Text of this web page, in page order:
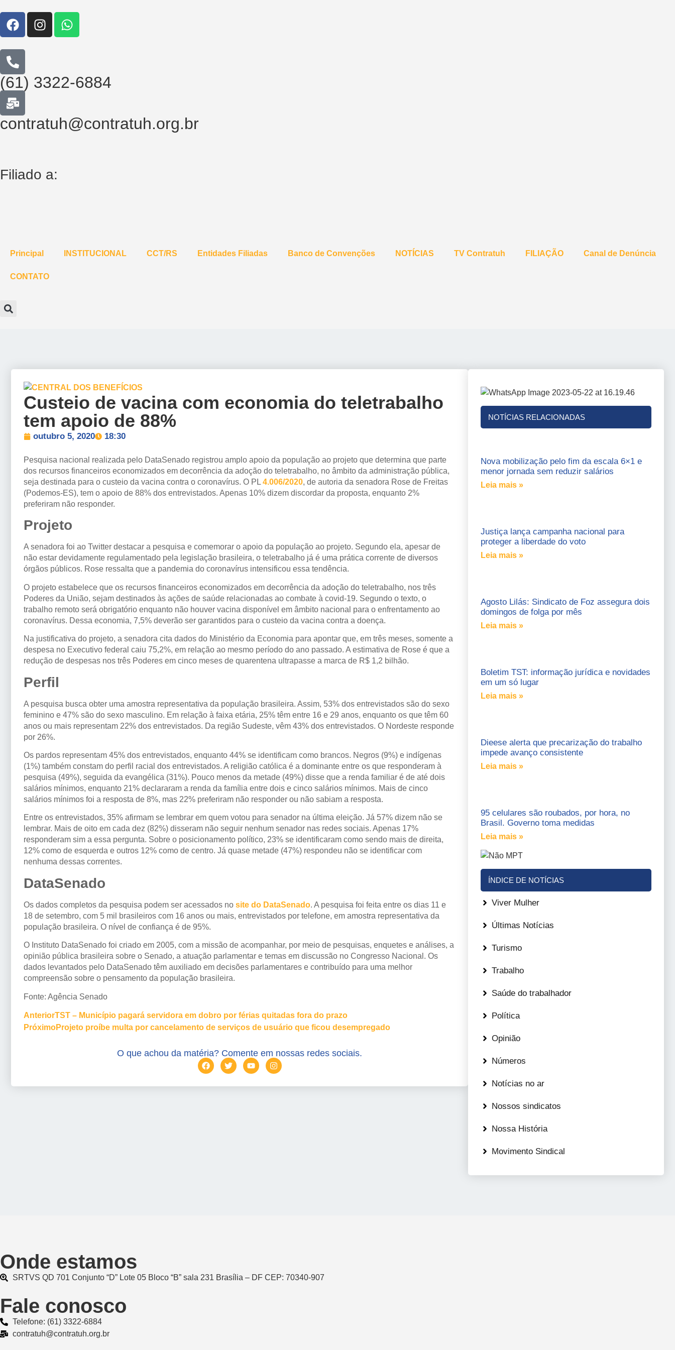
(61) 3322-6884
contratuh@contratuh.org.br
Filiado a:
Principal INSTITUCIONAL CCT/RS Entidades Filiadas Banco de Convenções NOTÍCIAS TV Contratuh FILIAÇÃO Canal de Denúncia
CONTATO
Custeio de vacina com economia do teletrabalho
tem apoio de 88%
outubro 5, 2020 18:30
Pesquisa nacional realizada pelo DataSenado registrou amplo apoio da população ao projeto que determina que parte
dos recursos financeiros economizados em decorrência da adoção do teletrabalho, no âmbito da administração pública,
seja destinada para o custeio da vacina contra o coronavírus. O PL 4.006/2020, de autoria da senadora Rose de Freitas
(Podemos-ES), tem o apoio de 88% dos entrevistados. Apenas 10% dizem discordar da proposta, enquanto 2%
preferiram não responder.
Projeto
A senadora foi ao Twitter destacar a pesquisa e comemorar o apoio da população ao projeto. Segundo ela, apesar de
não estar devidamente regulamentado pela legislação brasileira, o teletrabalho já é uma prática corrente de diversos
órgãos públicos. Rose ressalta que a pandemia do coronavírus intensificou essa tendência.
O projeto estabelece que os recursos financeiros economizados em decorrência da adoção do teletrabalho, nos três
Poderes da União, sejam destinados às ações de saúde relacionadas ao combate à covid-19. Segundo o texto, o
trabalho remoto será obrigatório enquanto não houver vacina disponível em âmbito nacional para o enfrentamento ao
coronavírus. Dessa economia, 7,5% deverão ser garantidos para o custeio da vacina contra a doença.
Na justificativa do projeto, a senadora cita dados do Ministério da Economia para apontar que, em três meses, somente a
despesa no Executivo federal caiu 75,2%, em relação ao mesmo período do ano passado. A estimativa de Rose é que a
redução de despesas nos três Poderes em cinco meses de quarentena ultrapasse a marca de R$ 1,2 bilhão.
Perfil
A pesquisa busca obter uma amostra representativa da população brasileira. Assim, 53% dos entrevistados são do sexo
feminino e 47% são do sexo masculino. Em relação à faixa etária, 25% têm entre 16 e 29 anos, enquanto os que têm 60
anos ou mais representam 22% dos entrevistados. Da região Sudeste, vêm 43% dos entrevistados. O Nordeste responde
por 26%.
Os pardos representam 45% dos entrevistados, enquanto 44% se identificam como brancos. Negros (9%) e indígenas
(1%) também constam do perfil racial dos entrevistados. A religião católica é a dominante entre os que responderam à
pesquisa (49%), seguida da evangélica (31%). Pouco menos da metade (49%) disse que a renda familiar é de até dois
salários mínimos, enquanto 21% declararam a renda da família entre dois e cinco salários mínimos. Mais de cinco
salários mínimos foi a resposta de 8%, mas 22% preferiram não responder ou não sabiam a resposta.
Entre os entrevistados, 35% afirmam se lembrar em quem votou para senador na última eleição. Já 57% dizem não se
lembrar. Mais de oito em cada dez (82%) disseram não seguir nenhum senador nas redes sociais. Apenas 17%
responderam sim a essa pergunta. Sobre o posicionamento político, 23% se identificaram como sendo mais de direita,
12% como de esquerda e outros 12% como de centro. Já quase metade (47%) respondeu não se identificar com
nenhuma dessas correntes.
DataSenado
Os dados completos da pesquisa podem ser acessados no site do DataSenado. A pesquisa foi feita entre os dias 11 e
18 de setembro, com 5 mil brasileiros com 16 anos ou mais, entrevistados por telefone, em amostra representativa da
população brasileira. O nível de confiança é de 95%.
O Instituto DataSenado foi criado em 2005, com a missão de acompanhar, por meio de pesquisas, enquetes e análises, a
opinião pública brasileira sobre o Senado, a atuação parlamentar e temas em discussão no Congresso Nacional. Os
dados levantados pelo DataSenado têm auxiliado em decisões parlamentares e contribuído para uma melhor
compreensão sobre o pensamento da população brasileira.
Fonte: Agência Senado
AnteriorTST – Município pagará servidora em dobro por férias quitadas fora do prazo
PróximoProjeto proíbe multa por cancelamento de serviços de usuário que ficou desempregado
O que achou da matéria? Comente em nossas redes sociais.
NOTÍCIAS RELACIONADAS
Nova mobilização pelo fim da escala 6×1 e
menor jornada sem reduzir salários
Leia mais »
Justiça lança campanha nacional para
proteger a liberdade do voto
Leia mais »
Agosto Lilás: Sindicato de Foz assegura dois
domingos de folga por mês
Leia mais »
Boletim TST: informação jurídica e novidades
em um só lugar
Leia mais »
Dieese alerta que precarização do trabalho
impede avanço consistente
Leia mais »
95 celulares são roubados, por hora, no
Brasil. Governo toma medidas
Leia mais »
ÍNDICE DE NOTÍCIAS
Viver Mulher
Últimas Notícias
Turismo
Trabalho
Saúde do trabalhador
Política
Opinião
Números
Notícias no ar
Nossos sindicatos
Nossa História
Movimento Sindical
Onde estamos
SRTVS QD 701 Conjunto “D” Lote 05 Bloco “B” sala 231 Brasília – DF CEP: 70340-907
Fale conosco
Telefone: (61) 3322-6884
contratuh@contratuh.org.br